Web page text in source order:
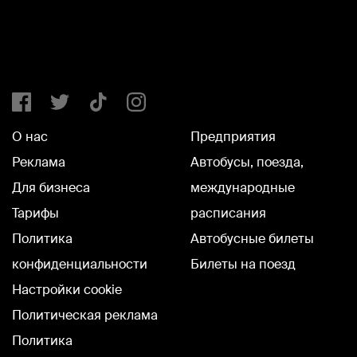
О нас
Реклама
Для бизнеса
Тарифы
Политика
конфиденциальности
Настройки cookie
Политическая реклама
Политика
Предприятия
Автобусы, поезда,
международные
расписания
Автобусные билеты
Билеты на поезд